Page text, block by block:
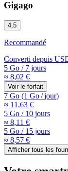
Gigago
4,5
Recommandé
Converti depuis
5 Go /7 jours
≈ 8,02 €
Voir le forfait
7 Go (1 Go/jour)
≈ 11,63 €
5 Go /10 jours
≈ 8,11 €
5 Go /15 jours
≈ 8,57 €
Afficher tous les